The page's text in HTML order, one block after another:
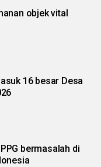
objek vital
16 besar Desa
bermasalah di